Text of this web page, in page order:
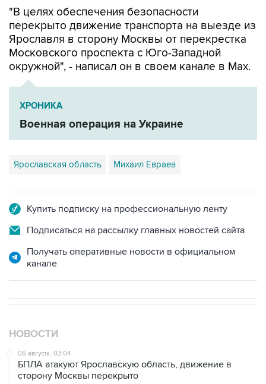
"В целях обеспечения безопасности
перекрыто движение транспорта на выезде из
Ярославля в сторону Москвы от перекрестка
Московского проспекта с Юго-Западной
окружной", - написал он в своем канале в Мах.
ХРОНИКА
Военная операция на Украине
Ярославская область Михаил Евраев
Купить подписку на профессиональную ленту
Подписаться на рассылку главных новостей сайта
Получать оперативные новости в официальном
канале
НОВОСТИ
06 августа, 03:04
БПЛА атакуют Ярославскую область, движение в
сторону Москвы перекрыто